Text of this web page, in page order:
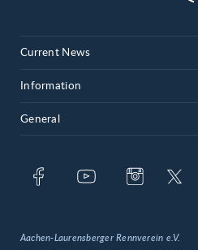
Current News
Information
General
Aachen-Laurensberger Rennverein e.V.